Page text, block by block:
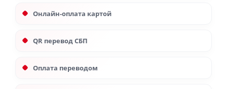
Онлайн-оплата картой
QR перевод СБП
Оплата переводом